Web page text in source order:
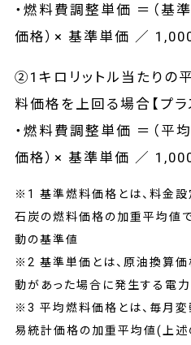
・燃料費調整単価 ＝（基
価格）× 基準単価 ／
②1キロリットル当たりの
料価格を上回る場合【プラ
・燃料費調整単価 ＝（平
価格）× 基準単価 ／
※1 基準燃料価格とは、料金設
石炭の燃料価格の加重平均値
動の基準値
※2 基準単価とは、原油換算
動があった場合に発生する電
※3 平均燃料価格とは、毎月変
易統計価格の加重平均値(上述